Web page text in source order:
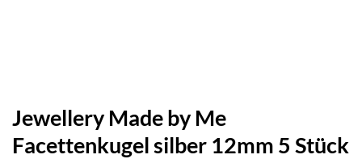
Jewellery Made by Me
Facettenkugel silber 12mm 5 Stück